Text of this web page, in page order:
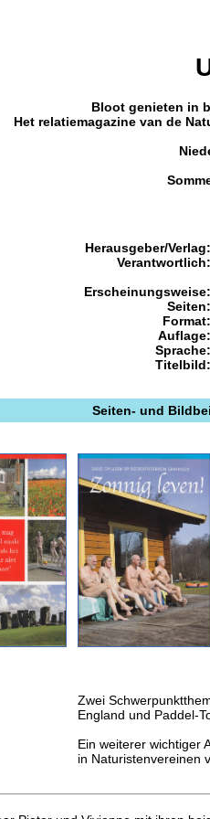
Bloot genieten in
Het relatiemagazine van de
Herausgeber/Verlag:
Verantwortlich:
Erscheinungsweise:
Seiten:
Format:
Auflage:
Sprache:
Titelbild:
Seiten- und
Zwei
England und Paddel-
Ein weiterer wichtiger
in Naturistenvereinen